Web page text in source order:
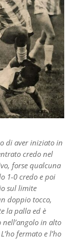
di aver iniziato in
credo nel
forse qualcuna
1-0 credo e poi
sul limite
doppio tocco,
la palla ed è
in alto
fermato e l’ho